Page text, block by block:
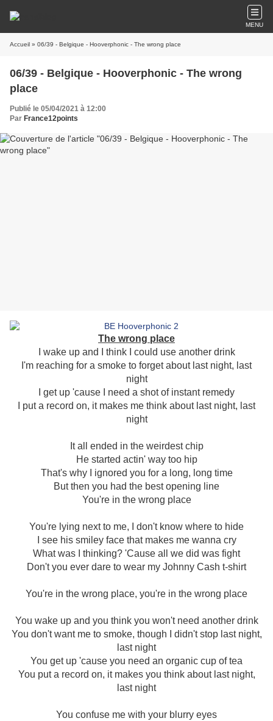
MENU
Accueil » 06/39 - Belgique - Hooverphonic - The wrong place
06/39 - Belgique - Hooverphonic - The wrong
place
Publié le 05/04/2021 à 12:00
Par France12points
The wrong place
I wake up and I think I could use another drink
I'm reaching for a smoke to forget about last night, last
night
I get up 'cause I need a shot of instant remedy
I put a record on, it makes me think about last night, last
night
It all ended in the weirdest chip
He started actin' way too hip
That's why I ignored you for a long, long time
But then you had the best opening line
You're in the wrong place
You're lying next to me, I don't know where to hide
I see his smiley face that makes me wanna cry
What was I thinking? 'Cause all we did was fight
Don't you ever darе to wear my Johnny Cash t-shirt
You're in the wrong placе, you're in the wrong place
You wake up and you think you won't need another drink
You don't want me to smoke, though I didn't stop last night,
last night
You get up 'cause you need an organic cup of tea
You put a record on, it makes you think about last night,
last night
You confuse me with your blurry eyes